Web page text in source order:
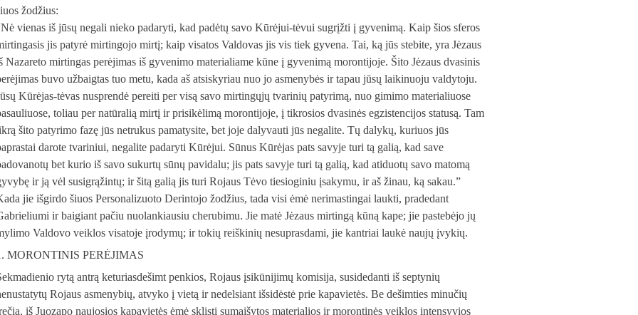
žodžius:
vienas iš jūsų negali nieko padaryti, kad padėtų savo Kūrėjui-tėvui sugrįžti į gyvenimą. Kaip šios sferos
jis patyrė mirtingojo mirtį; kaip visatos Valdovas jis vis tiek gyvena. Tai, ką jūs stebite, yra Jėzaus
Nazareto mirtingas perėjimas iš gyvenimo materialiame kūne į gyvenimą morontijoje. Šito Jėzaus dvasinis
buvo užbaigtas tuo metu, kada aš atsiskyriau nuo jo asmenybės ir tapau jūsų laikinuoju valdytoju.
Kūrėjas-tėvas nusprendė pereiti per visą savo mirtingųjų tvarinių patyrimą, nuo gimimo materialiuose
toliau per natūralią mirtį ir prisikėlimą morontijoje, į tikrosios dvasinės egzistencijos statusą. Tam
šito patyrimo fazę jūs netrukus pamatysite, bet joje dalyvauti jūs negalite. Tų dalykų, kuriuos jūs
darote tvariniui, negalite padaryti Kūrėjui. Sūnus Kūrėjas pats savyje turi tą galią, kad save
bet kurio iš savo sukurtų sūnų pavidalu; jis pats savyje turi tą galią, kad atiduotų savo matomą
ir ją vėl susigrąžintų; ir šitą galią jis turi Rojaus Tėvo tiesioginiu įsakymu, ir aš žinau, ką sakau.”
jie išgirdo šiuos Personalizuoto Derintojo žodžius, tada visi ėmė nerimastingai laukti, pradedant
ir baigiant pačiu nuolankiausiu cherubimu. Jie matė Jėzaus mirtingą kūną kape; jie pastebėjo jų
Valdovo veiklos visatoje įrodymų; ir tokių reiškinių nesuprasdami, jie kantriai laukė naujų įvykių.
MORONTINIS PERĖJIMAS
rytą antrą keturiasdešimt penkios, Rojaus įsikūnijimų komisija, susidedanti iš septynių
Rojaus asmenybių, atvyko į vietą ir nedelsiant išsidėstė prie kapavietės. Be dešimties minučių
iš Juozapo naujosios kapavietės ėmė sklisti sumaišytos materialios ir morontinės veiklos intensyvios